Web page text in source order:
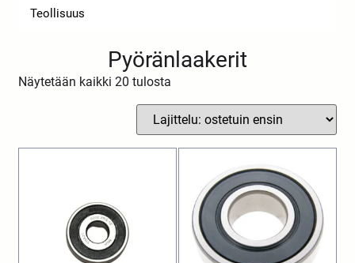
Teollisuus
Pyöränlaakerit
Näytetään kaikki 20 tulosta